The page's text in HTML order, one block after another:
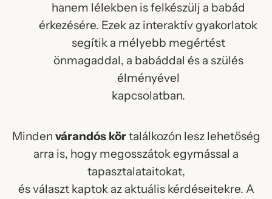
hanem lélekben is felkészülj a babád
érkezésére. Ezek az interaktív gyakorlatok
segítik a mélyebb megértést
önmagaddal, a babáddal és a szülés
élményével
kapcsolatban.
Minden várandós körtalálkozón lesz lehetőség
arra is, hogy megosszátok egymással a
tapasztalataitokat,
és választ kaptok az aktuális kérdéseitekre. A